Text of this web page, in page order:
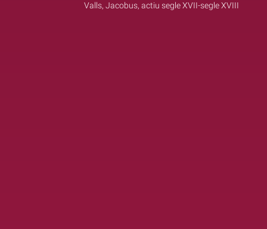
Valls, Jacobus, actiu segle XVII-segle XVIII